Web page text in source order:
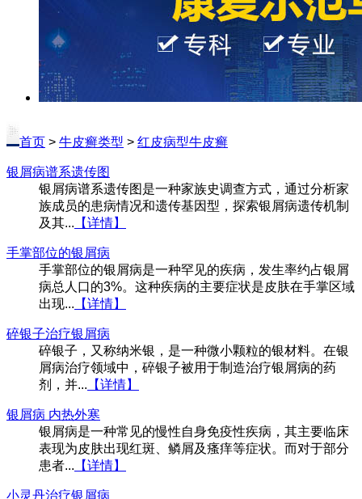
首页 > 牛皮癣类型 > 红皮病型牛皮癣
银屑病谱系遗传图
银屑病谱系遗传图是一种家族史调查方式，通过分析家
族成员的患病情况和遗传基因型，探索银屑病遗传机制
及其... 【详情】
手掌部位的银屑病
手掌部位的银屑病是一种罕见的疾病，发生率约占银屑
病总人口的3%。这种疾病的主要症状是皮肤在手掌区域
出现... 【详情】
碎银子治疗银屑病
碎银子，又称纳米银，是一种微小颗粒的银材料。在银
屑病治疗领域中，碎银子被用于制造治疗银屑病的药
剂，并... 【详情】
银屑病 内热外寒
银屑病是一种常见的慢性自身免疫性疾病，其主要临床
表现为皮肤出现红斑、鳞屑及瘙痒等症状。而对于部分
患者... 【详情】
小灵丹治疗银屑病